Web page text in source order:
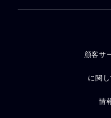
顧客サ
に関
情